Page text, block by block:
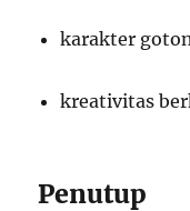
karakter
kreativitas
Penutup